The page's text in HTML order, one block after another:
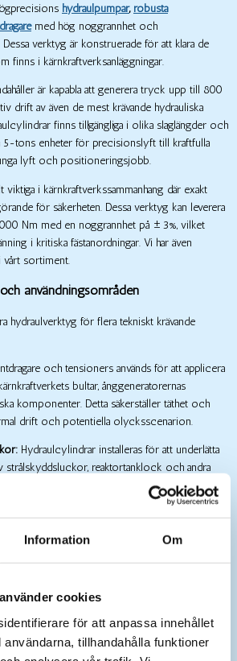
Information Om
cookies
för att anpassa innehållet
tillhandahålla funktioner
hydraulpumpar, robusta
med hög noggrannhet och
Dessa verktyg är konstruerade för att klara de
finns i kärnkraftverksanläggningar.
är kapabla att generera tryck upp till 800
drift av även de mest krävande hydrauliska
finns tillgängliga i olika slaglängder och
5-tons enheter för precisionslyft till kraftfulla
lyft och positioneringsjobb.
viktiga i kärnkraftverkssammanhang där exakt
för säkerheten. Dessa verktyg kan leverera
Nm med en noggrannhet på ±3%, vilket
i kritiska fästanordningar. Vi har även
vårt sortiment.
användningsområden
hydraulverktyg för flera tekniskt krävande
och tensioners används för att applicera
bultar, ånggeneratorernas
komponenter. Detta säkerställer täthet och
drift och potentiella olycksscenarion.
Hydraulcylindrar installeras för att underlätta
strålskyddsluckor, reaktortanklock och andra
är ofta integrerade med säkerhetsförreglingar
öppning under farliga förhållanden.
klippverktyg för att skära genom metallstrukturer,
Dessa verktyg är särskilt värdefulla i
med speciella dimensioneringskrav används
medelaktivt material så att de kan förvaras till en